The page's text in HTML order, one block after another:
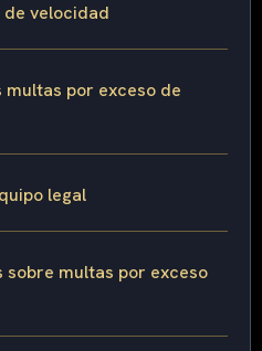
velocidad
multas por exceso de
legal
multas por exceso